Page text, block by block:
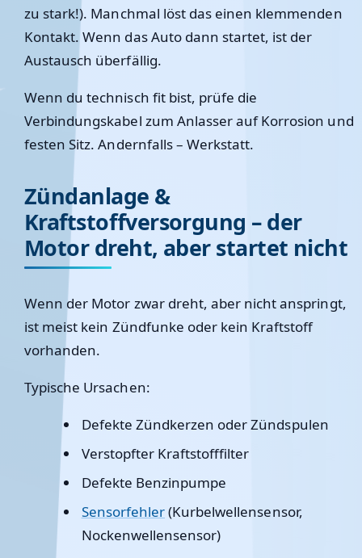
zu stark!). Manchmal löst das einen klemmenden
Kontakt. Wenn das Auto dann startet, ist der
Austausch überfällig.
Wenn du technisch fit bist, prüfe die
Verbindungskabel zum Anlasser auf Korrosion und
festen Sitz. Andernfalls – Werkstatt.
Zündanlage &
Kraftstoffversorgung – der
Motor dreht, aber startet nicht
Wenn der Motor zwar dreht, aber nicht anspringt,
ist meist kein Zündfunke oder kein Kraftstoff
vorhanden.
Typische Ursachen:
Defekte Zündkerzen oder Zündspulen
Verstopfter Kraftstofffilter
Defekte Benzinpumpe
Sensorfehler(Kurbelwellensensor,
Nockenwellensensor)